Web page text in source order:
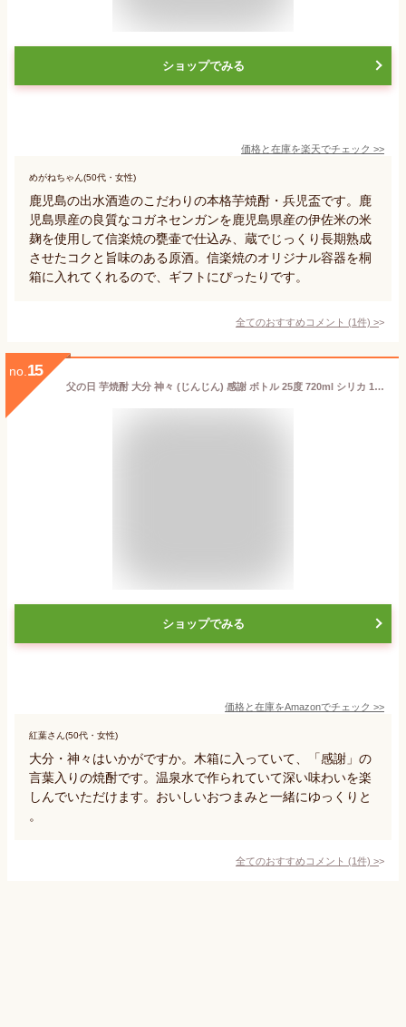
ショップでみる
価格と在庫を楽天でチェック >>
めがねちゃん(50代・女性)
鹿児島の出水酒造のこだわりの本格芋焼酎・兵児盃です。鹿
児島県産の良質なコガネセンガンを鹿児島県産の伊佐米の米
麹を使用して信楽焼の甕壷で仕込み、蔵でじっくり長期熟成
させたコクと旨味のある原酒。信楽焼のオリジナル容器を桐
箱に入れてくれるので、ギフトにぴったりです。
全てのおすすめコメント (1件) >
no. 15
父の日 芋焼酎 大分 神々 (じんじん) 感謝 ボトル 25度 720ml シリカ 128mg/L 含有 温泉水で作った焼酎 贈り物 お祝い
ショップでみる
価格と在庫をAmazonでチェック >>
紅葉さん(50代・女性)
大分・神々はいかがですか。木箱に入っていて、「感謝」の
言葉入りの焼酎です。温泉水で作られていて深い味わいを楽
しんでいただけます。おいしいおつまみと一緒にゆっくりと
。
全てのおすすめコメント (1件) >